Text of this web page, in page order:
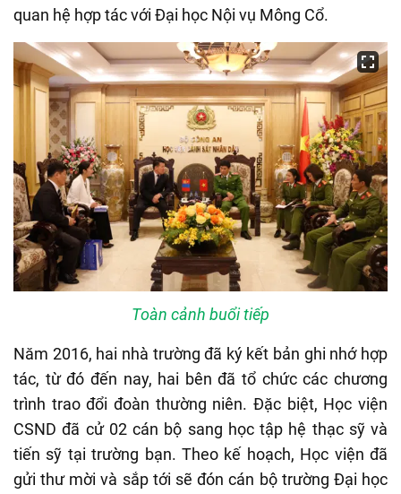
quan hệ hợp tác với Đại học Nội vụ Mông Cổ.
Toàn cảnh buổi tiếp
Năm 2016, hai nhà trường đã ký kết bản ghi nhớ hợp
tác, từ đó đến nay, hai bên đã tổ chức các chương
trình trao đổi đoàn thường niên. Đặc biệt, Học viện
CSND đã cử 02 cán bộ sang học tập hệ thạc sỹ và
tiến sỹ tại trường bạn. Theo kế hoạch, Học viện đã
gửi thư mời và sắp tới sẽ đón cán bộ trường Đại học